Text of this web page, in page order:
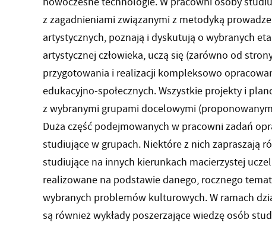
z zagadnieniami związanymi z metodyką
artystycznych, poznają i dyskutują o wybranych
artystycznej człowieka, uczą się (zarówno od
przygotowania i realizacji kompleksowo
edukacyjno-społecznych. Wszystkie projekty i
z wybranymi grupami docelowymi
Duża część podejmowanych w pracowni zadań
studiujące w grupach. Niektóre z nich zapraszają
studiujące na innych kierunkach macierzystej
realizowane na podstawie danego, rocznego
wybranych problemów kulturowych. W ramach
są również wykłady poszerzające wiedzę osób